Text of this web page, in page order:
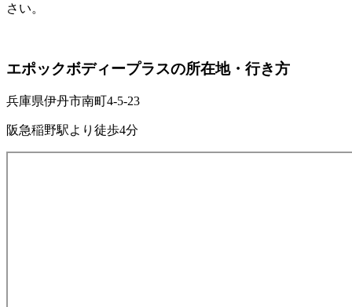
さい。
エポックボディープラスの所在地・行き方
兵庫県伊丹市南町4-5-23
阪急稲野駅より徒歩4分